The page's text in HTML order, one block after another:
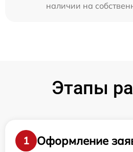
наличии на
Этапы
1
Оформление